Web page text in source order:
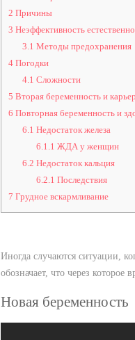
2 Причины
3 Неэффективность
3.1 Методы предохранения
4 Погодки
4.1 Сложности
5 Вторая беременность и
6 Повторная беременность и
6.1 Недостаток железа
6.1.1 ЖДА у женщин
6.2 Недостаток кальция
6.2.1 Последствия
7 Грудное вскармливание
Иногда случаются ситуации,
обозначает, что через которое
Новая беременность